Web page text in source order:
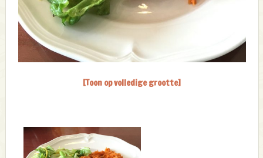
[Toon op volledige grootte]